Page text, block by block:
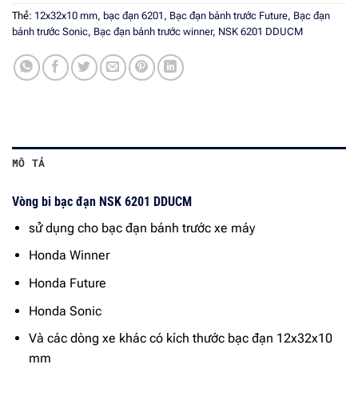
Thẻ: 12x32x10 mm, bạc đạn 6201 , Bạc đạn bánh trước Future, Bạc đạn
bánh trước Sonic, Bạc đạn bánh trước winner, NSK 6201 DDUCM
MÔ TẢ
Vòng bi bạc đạn NSK 6201 DDUCM
sử dụng cho bạc đạn bánh trước xe máy
Honda Winner
Honda Future
Honda Sonic
Và các dòng xe khác có kích thước bạc đạn 12x32x10
mm